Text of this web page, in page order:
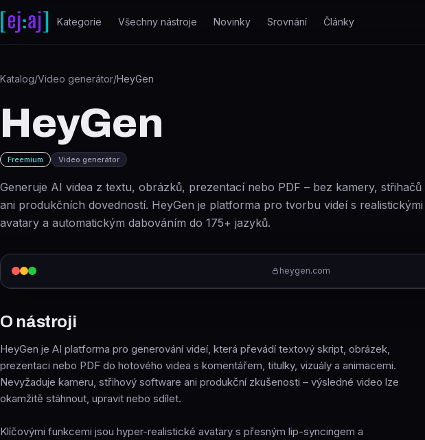
Přeskočit na obsah
Kategorie Všechny nástroje Novinky Srovnání Články
Katalog/Video generátor/HeyGen
HeyGen
Freemium Video generátor
Generuje AI videa z textu, obrázků, prezentací nebo PDF – bez kamery, střihačů
ani produkčních dovedností. HeyGen je platforma pro tvorbu videí s realistickými
avatary a automatickým dabováním do 175+ jazyků.
heygen.com
O nástroji
HeyGen je AI platforma pro generování videí, která převádí textový skript, obrázek,
prezentaci nebo PDF do hotového videa s komentářem, titulky, vizuály a animacemi.
Nevyžaduje kameru, střihový software ani produkční zkušenosti – výsledné video lze
okamžitě stáhnout, upravit nebo sdílet.
Klíčovými funkcemi jsou hyper-realistické avatary s přesným lip-syncingem a